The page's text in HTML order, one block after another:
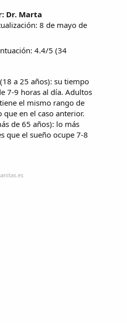
Dr. Marta
8 de mayo de
4.4/5 (34
a 25 años): su tiempo
7-9 horas al día. Adultos
el mismo rango de
que en el caso anterior.
de 65 años): lo más
que el sueño ocupe 7-8